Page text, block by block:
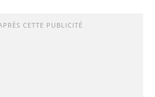
CETTE PUBLICITÉ